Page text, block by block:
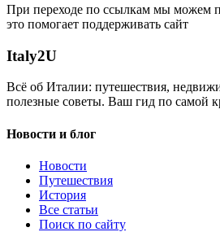
При переходе по ссылкам мы можем
это помогает поддерживать сайт
Italy2U
Всё об Италии: путешествия,
полезные советы. Ваш гид по самой
Новости и блог
Новости
Путешествия
История
Все статьи
Поиск по сайту